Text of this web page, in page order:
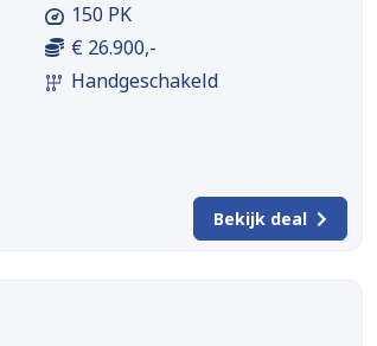
150 PK
€ 26.900,-
Handgeschakeld
Bekijk deal